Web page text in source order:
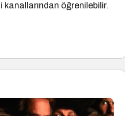
öğrenilebilir.